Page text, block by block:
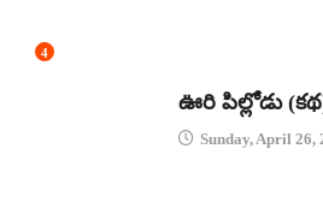
4
ఊరి పిల్లోడు
Sunday, April 26,